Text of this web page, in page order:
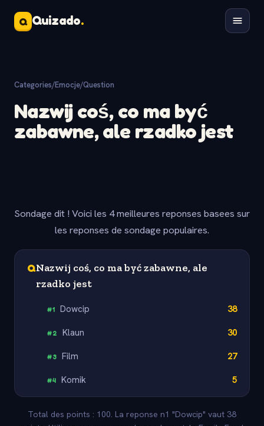
Q Quizado.
Categories/Emocje/Question
Nazwij coś, co ma być
zabawne, ale rzadko jest
Sondage dit ! Voici les 4 meilleures reponses basees sur
les reponses de sondage populaires.
QNazwij coś, co ma być zabawne, ale
rzadko jest
#1 Dowcip 38
#2 Klaun 30
#3 Film 27
#4 Komik 5
Total des points : 100. La reponse n1 "Dowcip" vaut 38